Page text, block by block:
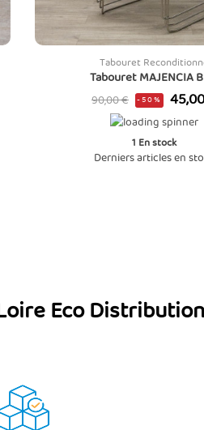
Tabouret
Tabouret MAJENCIA
Prix
90,00 € -50% Prix
1 En stock
Derniers articles en
Eco Distribution